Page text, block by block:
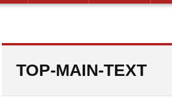
TOP-MAIN-TEXT